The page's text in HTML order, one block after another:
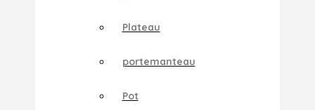
Plateau
portemanteau
Pot